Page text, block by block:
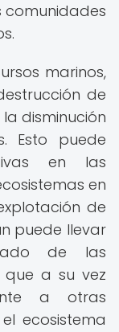
comunidades
marinos,
de
disminución
Esto puede
en las
en
de
puede llevar
de las
que a su vez
a otras
ecosistema